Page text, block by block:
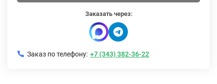
Заказать через:
Заказ по телефону: +7 (343) 382-36-22